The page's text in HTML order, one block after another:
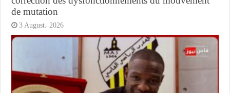
de mutation
3 August، 2026